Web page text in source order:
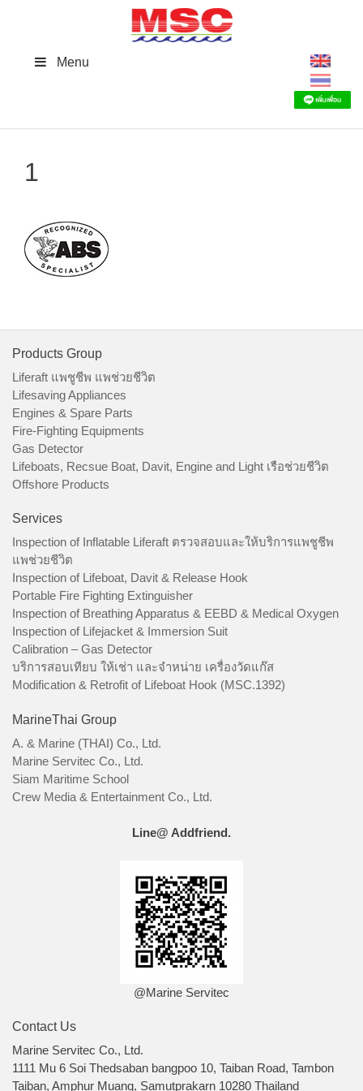
Menu
1
Products Group
Liferaft แพชูชีพ แพช่วยชีวิต
Lifesaving Appliances
Engines & Spare Parts
Fire-Fighting Equipments
Gas Detector
Lifeboats, Recsue Boat, Davit, Engine and Light เรือช่วยชีวิต
Offshore Products
Services
Inspection of Inflatable Liferaft ตรวจสอบและให้บริการแพชูชีพ
แพช่วยชีวิต
Inspection of Lifeboat, Davit & Release Hook
Portable Fire Fighting Extinguisher
Inspection of Breathing Apparatus & EEBD & Medical Oxygen
Inspection of Lifejacket & Immersion Suit
Calibration – Gas Detector
บริการสอบเทียบ ให้เช่า และจำหน่าย เครื่องวัดแก๊ส
Modification & Retrofit of Lifeboat Hook (MSC.1392)
MarineThai Group
A. & Marine (THAI) Co., Ltd.
Marine Servitec Co., Ltd.
Siam Maritime School
Crew Media & Entertainment Co., Ltd.
Line@ Addfriend.
@Marine Servitec
Contact Us
Marine Servitec Co., Ltd.
1111 Mu 6 Soi Thedsaban bangpoo 10, Taiban Road, Tambon
Taiban, Amphur Muang, Samutprakarn 10280 Thailand